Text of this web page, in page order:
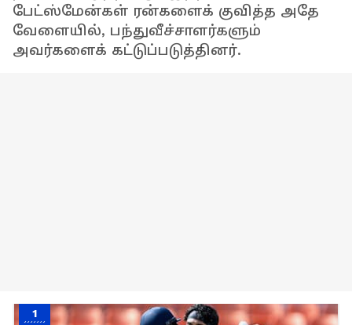
பேட்ஸ்மேன்கள் ரன்களைக் குவித்த அதே
வேளையில், பந்துவீச்சாளர்களும்
அவர்களைக் கட்டுப்படுத்தினர்.
1